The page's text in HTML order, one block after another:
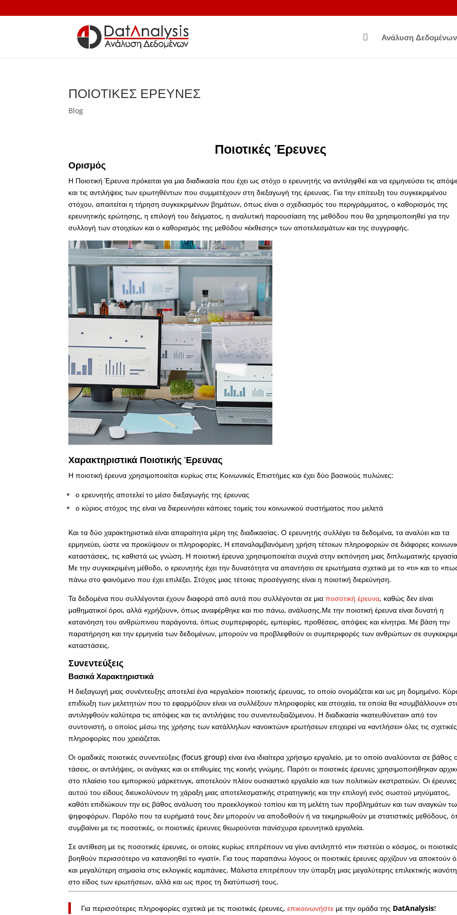
 Ανάλυση Δεδομένων
ΠΟΙΟΤΙΚΕΣ ΕΡΕΥΝΕΣ
Blog
Ποιοτικές Έρευνες
Ορισμός
Η Ποιοτική Έρευνα πρόκειται για μια διαδικασία που έχει ως στόχο ο ερευνητής να αντιληφθεί και να ερμηνεύσει τις
και τις αντιλήψεις των ερωτηθέντων που συμμετέχουν στη διεξαγωγή της έρευνας. Για την επίτευξη του συγκεκριμένου
στόχου, απαιτείται η τήρηση συγκεκριμένων βημάτων, όπως είναι ο σχεδιασμός του περιγράμματος, ο καθορισμός της
ερευνητικής ερώτησης, η επιλογή του δείγματος, η αναλυτική παρουσίαση της μεθόδου που θα χρησιμοποιηθεί για την
συλλογή των στοιχείων και ο καθορισμός της μεθόδου «έκθεσης» των αποτελεσμάτων και της συγγραφής.
Χαρακτηριστικά Ποιοτικής Έρευνας
Η ποιοτική έρευνα χρησιμοποιείται κυρίως στις Κοινωνικές Επιστήμες και έχει δύο βασικούς πυλώνες:
ο ερευνητής αποτελεί το μέσο διεξαγωγής της έρευνας
ο κύριος στόχος της είναι να διερευνήσει κάποιες τομείς του κοινωνικού συστήματος που μελετά
Και τα δύο χαρακτηριστικά είναι απαραίτητα μέρη της διαδικασίας. Ο ερευνητής συλλέγει τα δεδομένα, τα αναλύει και τα
ερμηνεύει, ώστε να προκύψουν οι πληροφορίες. Η επαναλαμβανόμενη χρήση τέτοιων πληροφοριών σε διάφορες
καταστάσεις, τις καθιστά ως γνώση. Η ποιοτική έρευνα χρησιμοποιείται συχνά στην εκπόνηση μιας διπλωματικής
Με την συγκεκριμένη μέθοδο, ο ερευνητής έχει την δυνατότητα να απαντήσει σε ερωτήματα σχετικά με το «τι» και το
πάνω στο φαινόμενο που έχει επιλέξει. Στόχος μιας τέτοιας προσέγγισης είναι η ποιοτική διερεύνηση.
Τα δεδομένα που συλλέγονται έχουν διαφορά από αυτά που συλλέγονται σε μιαποσοτική έρευνα, καθώς δεν είναι
μαθηματικοί όροι, αλλά «χρήζουν», όπως αναφέρθηκε και πιο πάνω, ανάλυσης.Με την ποιοτική έρευνα είναι δυνατή η
κατανόηση του ανθρώπινου παράγοντα, όπως συμπεριφορές, εμπειρίες, προθέσεις, απόψεις και κίνητρα. Με βάση την
παρατήρηση και την ερμηνεία των δεδομένων, μπορούν να προβλεφθούν οι συμπεριφορές των ανθρώπων σε
καταστάσεις.
Συνεντεύξεις
Βασικά Χαρακτηριστικά
Η διεξαγωγή μιας συνέντευξης αποτελεί ένα «εργαλείο» ποιοτικής έρευνας, το οποίο ονομάζεται και ως μη δομημένο.
επιδίωξη των μελετητών που το εφαρμόζουν είναι να συλλέξουν πληροφορίες και στοιχεία, τα οποία θα «συμβάλλουν»
αντιληφθούν καλύτερα τις απόψεις και τις αντιλήψεις του συνεντευξιαζόμενου. Η διαδικασία «κατευθύνεται» από τον
συντονιστή, ο οποίος μέσω της χρήσης των κατάλληλων «ανοικτών» ερωτήσεων επιχειρεί να «αντλήσει» όλες τις σχετικές
πληροφορίες που χρειάζεται.
Οι ομαδικές ποιοτικές συνεντεύξεις (focus group) είναι ένα ιδιαίτερα χρήσιμο εργαλείο, με το οποίο αναλύονται σε βάθος
τάσεις, οι αντιλήψεις, οι ανάγκες και οι επιθυμίες της κοινής γνώμης. Παρότι οι ποιοτικές έρευνες χρησιμοποιήθηκαν
στο πλαίσιο του εμπορικού μάρκετινγκ, αποτελούν πλέον ουσιαστικό εργαλείο και των πολιτικών εκστρατειών. Οι έρευνες
αυτού του είδους διευκολύνουν τη χάραξη μιας αποτελεσματικής στρατηγικής και την επιλογή ενός σωστού μηνύματος,
καθότι επιδιώκουν την εις βάθος ανάλυση του προεκλογικού τοπίου και τη μελέτη των προβλημάτων και των αναγκών
ψηφοφόρων. Παρόλο που τα ευρήματά τους δεν μπορούν να αποδοθούν ή να τεκμηριωθούν με στατιστικές μεθόδους,
συμβαίνει με τις ποσοτικές, οι ποιοτικές έρευνες θεωρούνται πανίσχυρα ερευνητικά εργαλεία.
Σε αντίθεση με τις ποσοτικές έρευνες, οι οποίες κυρίως επιτρέπουν να γίνει αντιληπτό «τι» πιστεύει ο κόσμος, οι ποιοτικές
βοηθούν περισσότερο να κατανοηθεί το «γιατί». Για τους παραπάνω λόγους οι ποιοτικές έρευνες αρχίζουν να αποκτούν
και μεγαλύτερη σημασία στις εκλογικές καμπάνιες. Μάλιστα επιτρέπουν την ύπαρξη μιας μεγαλύτερης επιλεκτικής
στο είδος των ερωτήσεων, αλλά και ως προς τη διατύπωσή τους.
Για περισσότερες πληροφορίες σχετικά με τις ποιοτικές έρευνες,επικοινωνήστε με την ομάδα της DatAnalysis!